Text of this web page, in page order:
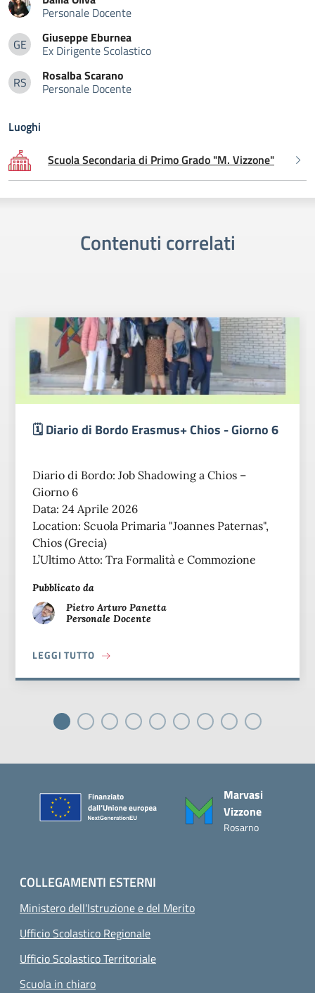
Personale Docente
GEGiuseppe Eburnea
Giuseppe Eburnea
Ex Dirigente Scolastico
RSRosalba Scarano
RosalbaScarano
Personale Docente
Luoghi
Scuola Secondaria di Primo Grado "M. Vizzone"
Contenuti correlati
🗓️ Diario di Bordo Erasmus+ Chios - Giorno 6
Diario di Bordo: Job Shadowing a Chios –
Giorno 6
Data: 24 Aprile 2026
Location: Scuola Primaria "Joannes Paternas",
Chios (Grecia)
L’Ultimo Atto: Tra Formalità e Commozione
Pubblicato da
Pietro Arturo Panetta
Personale Docente
LEGGI TUTTOA PROPOSITO DI 🗓️ DIARIO DI BORDO
Marvasi
Vizzone
Rosarno
COLLEGAMENTI ESTERNI
Ministero dell'Istruzione e del Merito
Ufficio Scolastico Regionale
Ufficio Scolastico Territoriale
Scuola in chiaro